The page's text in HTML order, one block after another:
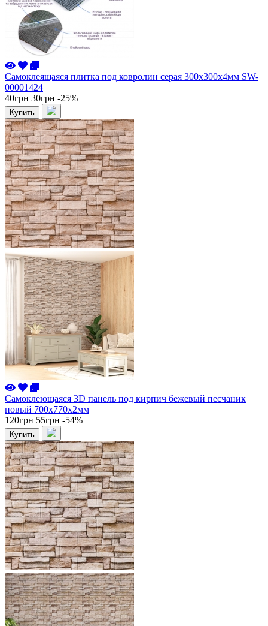
Самоклеящаяся плитка под ковролин серая 300х300х4мм SW-
00001424
40грн 30грн -25%
Купить
Самоклеющаяся 3D панель под кирпич бежевый песчаник
новый 700x770x2мм
120грн 55грн -54%
Купить